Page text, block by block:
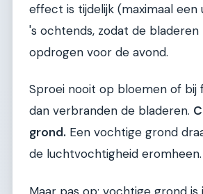
effect is tijdelijk (maximaal een
's ochtends, zodat de bladeren
opdrogen voor de avond.
Sproei nooit op bloemen of bij
dan verbranden de bladeren.
grond. Een vochtige grond
de luchtvochtigheid eromheen.
Maar pas op: vochtige grond is